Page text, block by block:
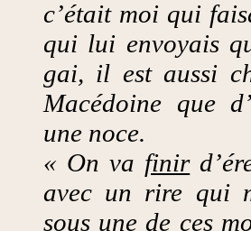
c’était moi qui
qui lui envoyais
gai, il est aussi
Macédoine que
une noce.
« On va finir
avec un rire qui
sous une de ces